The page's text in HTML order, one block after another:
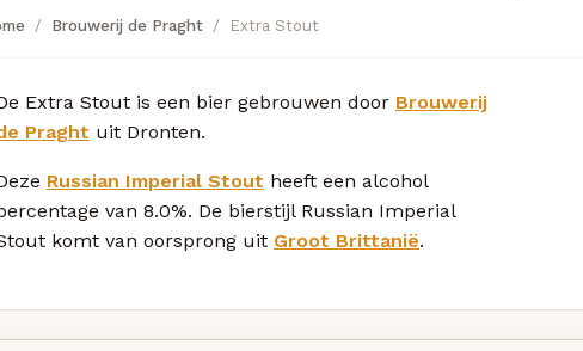
Brouwerij de Praght Extra Stout
Extra Stout is een bier gebrouwen door Brouwerij
Praght uit Dronten.
Russian Imperial Stout heeft een alcohol
van 8.0%. De bierstijl Russian Imperial
komt van oorsprong uit Groot Brittanië.